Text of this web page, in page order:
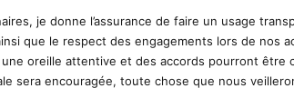
je donne l’assurance de faire un usage
que le respect des engagements lors de nos
oreille attentive et des accords pourront être
sera encouragée, toute chose que nous